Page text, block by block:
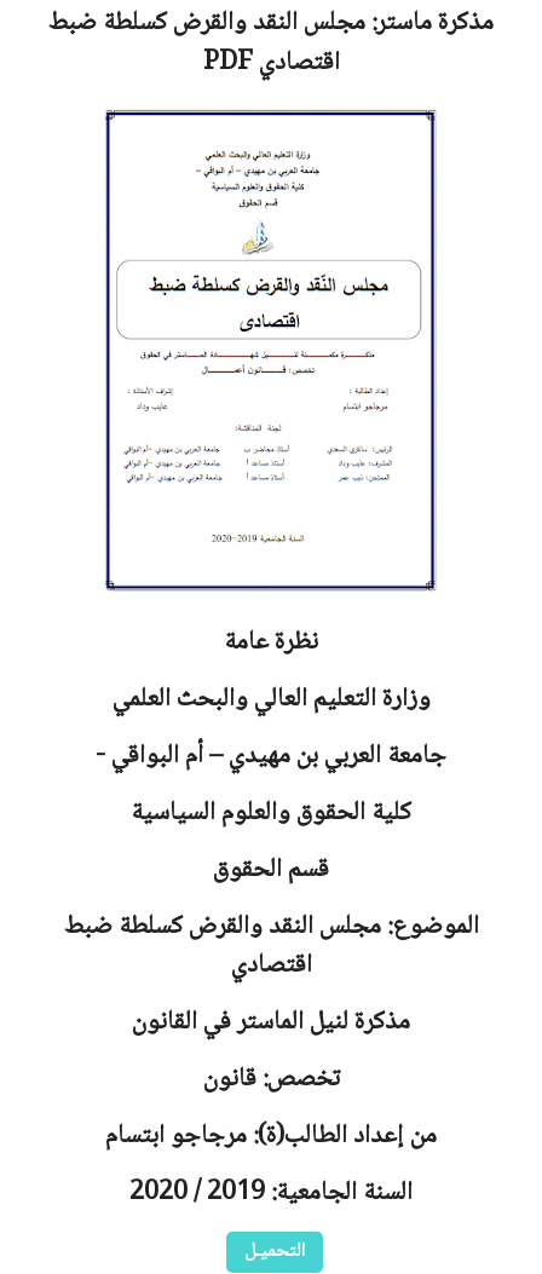
مذكرة ماستر:مجلس النقد والقرض كسلطة ضبط
اقتصاديPDF
نظرة عامة
وزارة التعليم العالي والبحث العلمي
جامعةالعربي بن مهيدي – أم البواقي -
كلية الحقوق والعلوم السياسية
قسم الحقوق
الموضوع: مجلس النقد والقرض كسلطة ضبط
اقتصادي
مذكرة لنيل الماستر في القانون
تخصص: قانون
من إعداد الطالب(ة): مرجاجو ابتسام
السنة الجامعية: 2019 / 2020
التحميـل